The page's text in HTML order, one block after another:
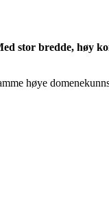
stor bredde, høy
høye